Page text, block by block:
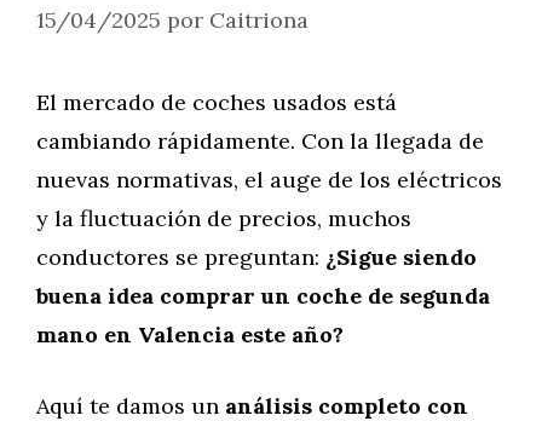
15/04/2025 por Caitriona
El mercado de coches usados está
cambiando rápidamente. Con la llegada de
nuevas normativas, el auge de los eléctricos
y la fluctuación de precios, muchos
conductores se preguntan: ¿Sigue siendo
buena idea comprar un coche de segunda
mano en Valencia este año?
Aquí te damos un análisis completo con